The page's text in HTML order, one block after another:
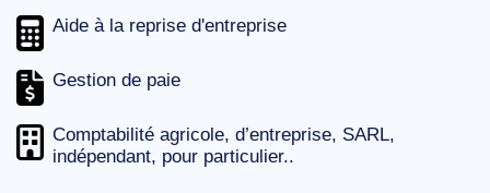
Aide à la reprise d'entreprise
Gestion de paie
Comptabilité agricole, d’entreprise, SARL,
indépendant, pour particulier..